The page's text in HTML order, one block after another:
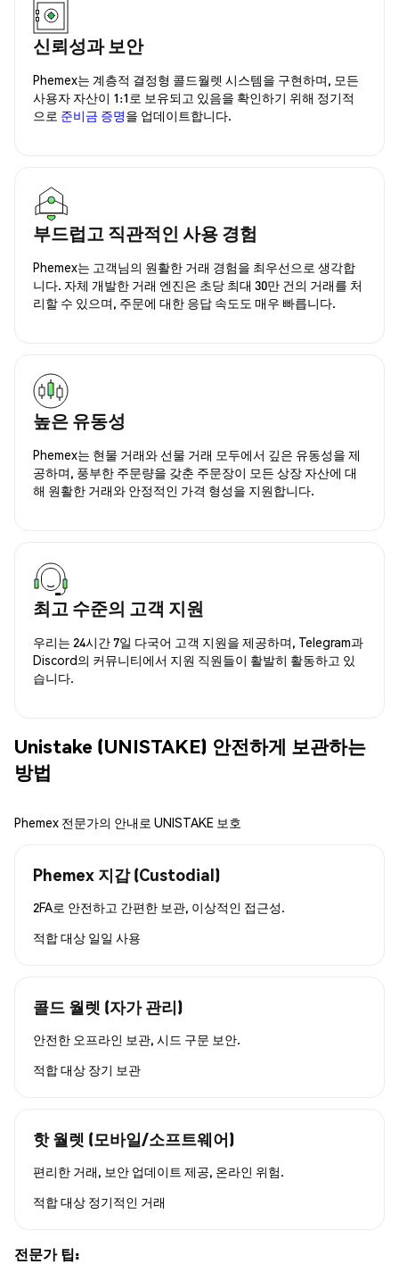
신뢰성과 보안
Phemex는 계층적 결정형 콜드월렛 시스템을 구현하며, 모든
사용자 자산이 1:1로 보유되고 있음을 확인하기 위해 정기적
으로 준비금 증명을 업데이트합니다.
부드럽고 직관적인 사용 경험
Phemex는 고객님의 원활한 거래 경험을 최우선으로 생각합
니다. 자체 개발한 거래 엔진은 초당 최대 30만 건의 거래를 처
리할 수 있으며, 주문에 대한 응답 속도도 매우 빠릅니다.
높은 유동성
Phemex는 현물 거래와 선물 거래 모두에서 깊은 유동성을 제
공하며, 풍부한 주문량을 갖춘 주문장이 모든 상장 자산에 대
해 원활한 거래와 안정적인 가격 형성을 지원합니다.
최고 수준의 고객 지원
우리는 24시간 7일 다국어 고객 지원을 제공하며, Telegram과
Discord의 커뮤니티에서 지원 직원들이 활발히 활동하고 있
습니다.
Unistake (UNISTAKE) 안전하게 보관하는
방법
Phemex 전문가의 안내로 UNISTAKE 보호
Phemex 지갑 (Custodial)
2FA로 안전하고 간편한 보관, 이상적인 접근성.
적합 대상 일일 사용
콜드 월렛 (자가 관리)
안전한 오프라인 보관, 시드 구문 보안.
적합 대상 장기 보관
핫 월렛 (모바일/소프트웨어)
편리한 거래, 보안 업데이트 제공, 온라인 위험.
적합 대상 정기적인 거래
전문가 팁: